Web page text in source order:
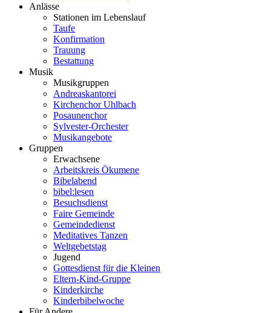
Anlässe
Stationen im Lebenslauf
Taufe
Konfirmation
Trauung
Bestattung
Musik
Musikgruppen
Andreaskantorei
Kirchenchor Uhlbach
Posaunenchor
Sylvester-Orchester
Musikangebote
Gruppen
Erwachsene
Arbeitskreis Ökumene
Bibelabend
bibel:lesen
Besuchsdienst
Faire Gemeinde
Gemeindedienst
Meditatives Tanzen
Weltgebetstag
Jugend
Gottesdienst für die Kleinen
Eltern-Kind-Gruppe
Kinderkirche
Kinderbibelwoche